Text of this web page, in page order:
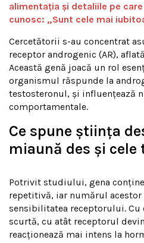
alimentația și detaliile pe
cunosc: „Sunt cele mai
Cercetătorii s-au concentrat
receptor androgenic (AR),
Această genă joacă un rol
organismul răspunde la
testosteronul, și influențează
comportamentale.
Ce spune știința
miaună des și cele
Potrivit studiului, gena conține
repetitivă, iar numărul
sensibilitatea receptorului. Cu
scurtă, cu atât receptorul
reacționează mai intens la